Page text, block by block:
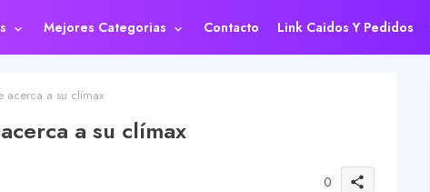
Mejores Categorias Contacto Link Caidos Y Pedidos
acerca a su clímax
a su clímax
0 share